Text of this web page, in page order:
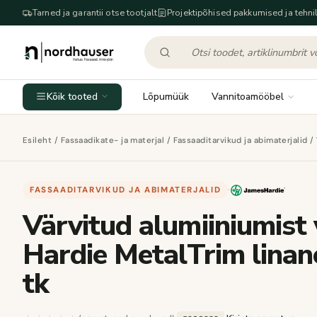
Tarned ja garantii otse tootjalt Projektipõhised pakkumised ja
Kõik tooted Lõpumüük Vannitoamööbel
Esileht / Fassaadikate- ja materjal / Fassaaditarvikud ja abimaterjalid /
FASSAADITARVIKUD JA ABIMATERJALID ·
Värvitud
Hardie MetalTrim
tk